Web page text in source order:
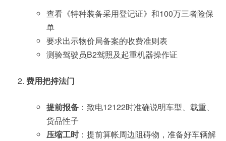
查看《特种装备采用登记证》和100万三者险保
单
要求出示物价局备案的收费准则表
测验驾驶员B2驾照及起重机器操作证
费用把持法门
提前报备 ：致电12122时准确说明车型、载重、
货品性子
压缩工时：提前算帐周边阻碍物，准备好车辆解